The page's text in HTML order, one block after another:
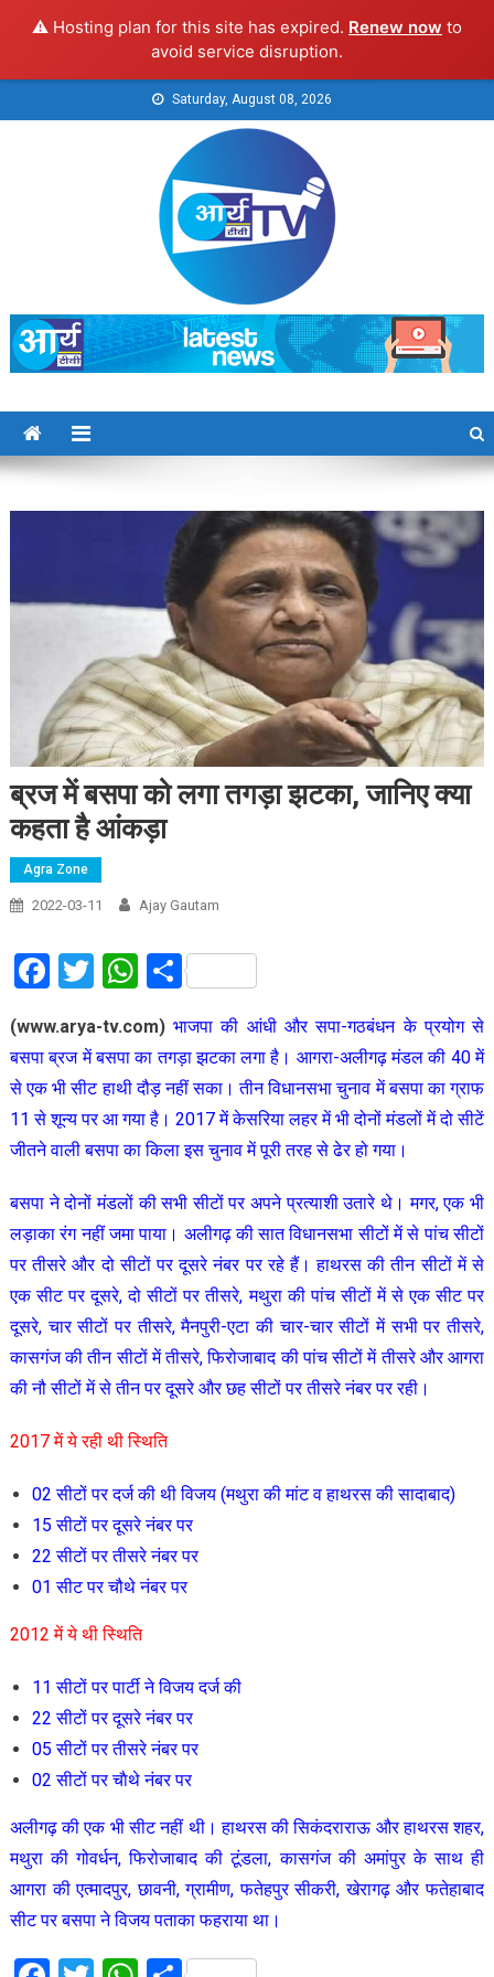
⚠️ Hosting plan for this site has expired. Renew now to
avoid service disruption.
to
Saturday, August 08, 2026
Arya TV
ब्रज में बसपा को लगा तगड़ा झटका, जानिए क्या
कहता है आंकड़ा
Agra Zone
2022-03-11 Ajay Gautam
Facebook
Twitter
WhatsApp
Share
(www.arya-tv.com)भाजपा की आंधी और सपा-गठबंधन के प्रयोग से
बसपा ब्रज में बसपा का तगड़ा झटका लगा है। आगरा-अलीगढ़ मंडल की 40 में
से एक भी सीट हाथी दौड़ नहीं सका। तीन विधानसभा चुनाव में बसपा का ग्राफ
11 से शून्य पर आ गया है। 2017 में केसरिया लहर में भी दोनों मंडलों में दो सीटें
जीतने वाली बसपा का किला इस चुनाव में पूरी तरह से ढेर हो गया।
बसपा ने दोनों मंडलों की सभी सीटों पर अपने प्रत्याशी उतारे थे। मगर, एक भी
लड़ाका रंग नहीं जमा पाया। अलीगढ़ की सात विधानसभा सीटों में से पांच सीटों
पर तीसरे और दो सीटों पर दूसरे नंबर पर रहे हैं। हाथरस की तीन सीटों में से
एक सीट पर दूसरे, दो सीटों पर तीसरे, मथुरा की पांच सीटों में से एक सीट पर
दूसरे, चार सीटों पर तीसरे, मैनपुरी-एटा की चार-चार सीटों में सभी पर तीसरे,
कासगंज की तीन सीटों में तीसरे, फिरोजाबाद की पांच सीटों में तीसरे और आगरा
की नौ सीटों में से तीन पर दूसरे और छह सीटों पर तीसरे नंबर पर रही।
2017 में ये रही थी स्थिति
02 सीटों पर दर्ज की थी विजय (मथुरा की मांट व हाथरस की सादाबाद)
15 सीटों पर दूसरे नंबर पर
22 सीटों पर तीसरे नंबर पर
01 सीट पर चौथे नंबर पर
2012 में ये थी स्थिति
11 सीटों पर पार्टी ने विजय दर्ज की
22 सीटों पर दूसरे नंबर पर
05 सीटों पर तीसरे नंबर पर
02 सीटों पर चाैथे नंबर पर
अलीगढ़ की एक भी सीट नहीं थी। हाथरस की सिकंदराराऊ और हाथरस शहर,
मथुरा की गोवर्धन, फिरोजाबाद की टूंडला, कासगंज की अमांपुर के साथ ही
आगरा की एत्मादपुर, छावनी, ग्रामीण, फतेहपुर सीकरी, खेरागढ़ और फतेहाबाद
सीट पर बसपा ने विजय पताका फहराया था।